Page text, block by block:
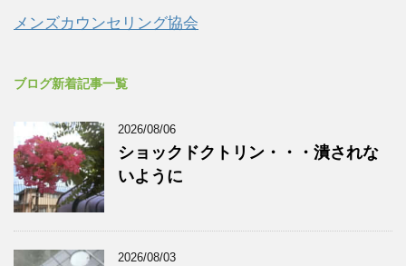
メンズカウンセリング協会
ブログ新着記事一覧
2026/08/06
ショックドクトリン・・・潰されな
いように
2026/08/03